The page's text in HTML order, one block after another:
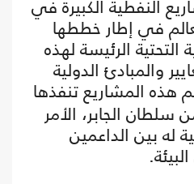
النفطية الكبيرة في
في إطار خططها
التحتية الرئيسة لهذه
والمبادئ الدولية
هذه المشاريع تنفذها
الجابر، الأمر
له بين الداعمين